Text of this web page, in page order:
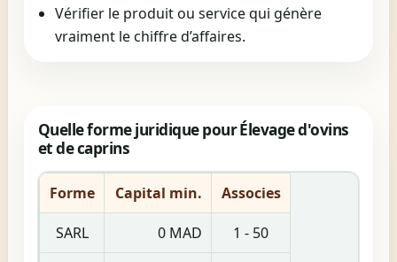
Vérifier le produit ou service qui génère
vraiment le chiffre d’affaires.
Quelle forme juridique pour Élevage d'ovins
et de caprins
Forme Capital min. Associes
SARL 0 MAD 1 - 50